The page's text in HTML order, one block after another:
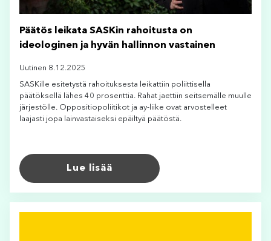
Päätös leikata SASKin rahoitusta on
ideologinen ja hyvän hallinnon vastainen
Uutinen 8.12.2025
SASKille esitetystä rahoituksesta leikattiin poliittisella
päätöksellä lähes 40 prosenttia. Rahat jaettiin seitsemälle muulle
järjestölle. Oppositiopoliitikot ja ay-liike ovat arvostelleet
laajasti jopa lainvastaiseksi epäiltyä päätöstä.
Lue lisää